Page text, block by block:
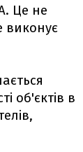
Це не
виконує
об'єктів в